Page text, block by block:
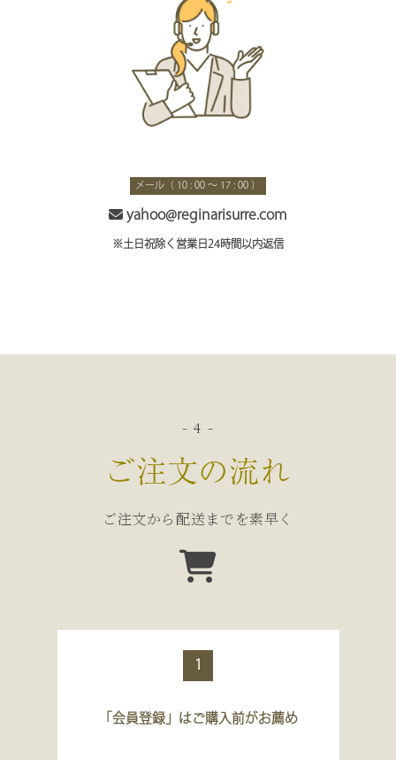
メール（ 10 : 00 ～ 17 : 00 ）
yahoo@reginarisurre.com
※土日祝除く営業日24時間以内返信
- 4 -
ご注文の流れ
ご注文から配送までを素早く
1
「会員登録」はご購入前がお薦め